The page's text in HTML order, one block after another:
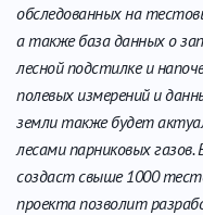
обследованных на
а также база данных о
лесной подстилке и
полевых измерений и
земли также будет
лесами парниковых
создаст свыше 1000
проекта позволит